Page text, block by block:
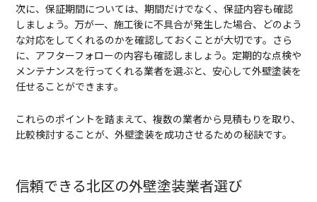
次に、保証期間については、期間だけでなく、保証内容も確認
しましょう。万が一、施工後に不具合が発生した場合、どのよう
な対応をしてくれるのかを確認しておくことが大切です。さら
に、アフターフォローの内容も確認しましょう。定期的な点検や
メンテナンスを行ってくれる業者を選ぶと、安心して外壁塗装を
任せることができます。
これらのポイントを踏まえて、複数の業者から見積もりを取り、
比較検討することが、外壁塗装を成功させるための秘訣です。
信頼できる北区の外壁塗装業者選び